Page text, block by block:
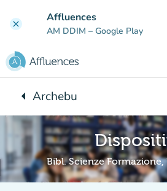
clear Affluences
AM DDIM – Google Play
arrow_leftYn ôl i:
Archebu
Bibl. Scienze